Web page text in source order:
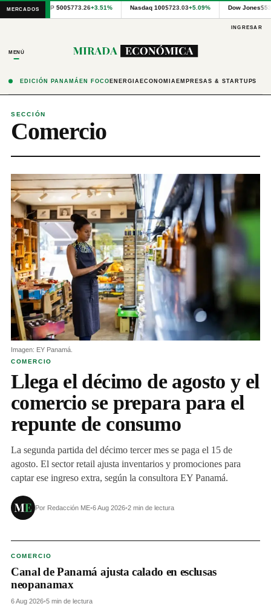
MERCADOS S&P 500$773.26+3.51% Nasdaq 100$723.03+5.09% Dow Jones
Cotizaciones
internacionales
Financial
Modeling
precios
por
Latinex
para
INGRESAR
MENÚ
EDICIÓN PANAMÁ EN FOCO ENERGÍA ECONOMÍA EMPRESAS & STARTUPS
SECCIÓN
Comercio
COMERCIO
Llega el décimo de agosto y el
comercio se prepara para el
repunte de consumo
La segunda partida del décimo tercer mes se paga el 15 de
agosto. El sector retail ajusta inventarios y promociones para
captar ese ingreso extra, según la consultora EY Panamá.
Por Redacción ME•6 Aug 2026•2 min de lectura
Imagen: EY Panamá.
COMERCIO
Canal de Panamá ajusta calado en esclusas
neopanamax
6 Aug 2026•5 min de lectura